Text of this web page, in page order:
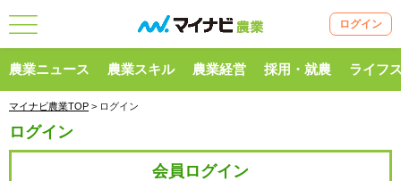
ログイン
農業ニュース 農業スキル 農業経営 採用・就農 ライフ
マイナビ農業TOP > ログイン
ログイン
会員ログイン